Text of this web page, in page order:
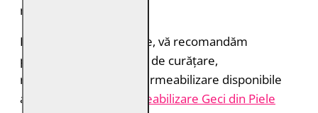
materialul.
Pentru rezultate optime, vă recomandăm
produsele profesionale de curățare,
reîmprospătare și impermeabilizare disponibile
aici:
Îngrijire și Impermeabilizare Geci din Piele